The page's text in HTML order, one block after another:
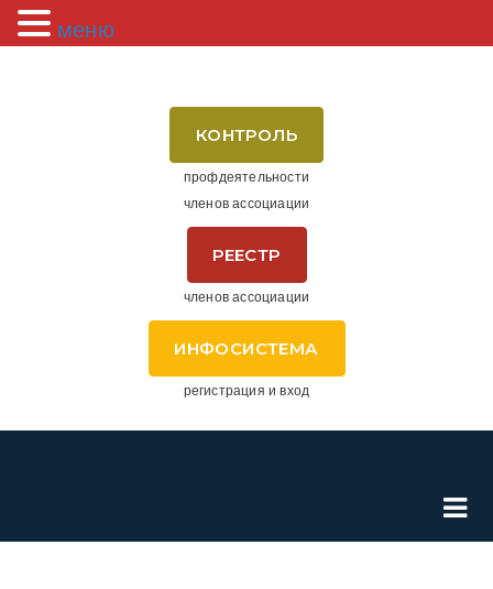
КОНТРОЛЬ
профдеятельности
членов ассоциации
РЕЕСТР
членов ассоциации
ИНФОСИСТЕМА
регистрация и вход
меню